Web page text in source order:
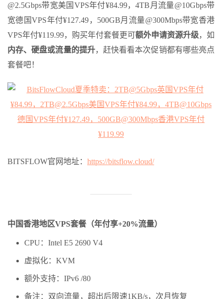
@2.5Gbps带宽美国VPS年付¥84.99，4TB月流量@10Gbps带
宽德国VPS年付¥127.49，500GB月流量@300Mbps带宽香港
VPS年付¥119.99，购买年付套餐更可额外申请资源升级，如
内存、硬盘或流量的提升，赶快看看本次促销都有哪些亮点
套餐吧！
BITSFLOW官网地址： https://bitsflow.cloud/
中国香港地区VPS套餐（年付享+20%流量）
CPU：Intel E5 2690 V4
虚拟化：KVM
额外支持：IPv6 /80
备注：双向流量，超出后限速1KB/s，次月恢复